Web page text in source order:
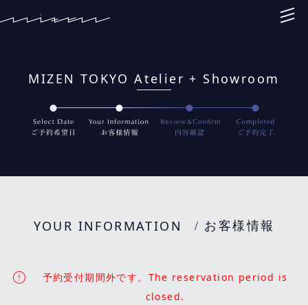
MIZEN TOKYO Atelier + Showroom
YOUR INFORMATION / お客様情報
予約受付期間外です。The reservation period is
closed.